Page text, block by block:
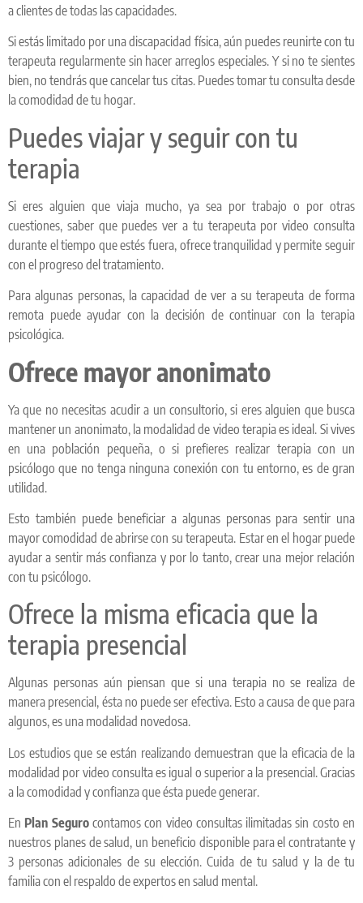
a clientes de todas las capacidades.
Si estás limitado por una discapacidad física, aún puedes reunirte con tu
terapeuta regularmente sin hacer arreglos especiales. Y si no te sientes
bien, no tendrás que cancelar tus citas. Puedes tomar tu consulta desde
la comodidad de tu hogar.
Puedes viajar y seguir con tu
terapia
Si eres alguien que viaja mucho, ya sea por trabajo o por otras
cuestiones, saber que puedes ver a tu terapeuta por video consulta
durante el tiempo que estés fuera, ofrece tranquilidad y permite seguir
con el progreso del tratamiento.
Para algunas personas, la capacidad de ver a su terapeuta de forma
remota puede ayudar con la decisión de continuar con la terapia
psicológica.
Ofrece mayor anonimato
Ya que no necesitas acudir a un consultorio, si eres alguien que busca
mantener un anonimato, la modalidad de video terapia es ideal. Si vives
en una población pequeña, o si prefieres realizar terapia con un
psicólogo que no tenga ninguna conexión con tu entorno, es de gran
utilidad.
Esto también puede beneficiar a algunas personas para sentir una
mayor comodidad de abrirse con su terapeuta. Estar en el hogar puede
ayudar a sentir más confianza y por lo tanto, crear una mejor relación
con tu psicólogo.
Ofrece la misma eficacia que la
terapia presencial
Algunas personas aún piensan que si una terapia no se realiza de
manera presencial, ésta no puede ser efectiva. Esto a causa de que para
algunos, es una modalidad novedosa.
Los estudios que se están realizando demuestran que la eficacia de la
modalidad por video consulta es igual o superior a la presencial. Gracias
a la comodidad y confianza que ésta puede generar.
En Plan Segurocontamos con video consultas ilimitadas sin costo en
nuestros planes de salud, un beneficio disponible para el contratante y
3 personas adicionales de su elección. Cuida de tu salud y la de tu
familia con el respaldo de expertos en salud mental.